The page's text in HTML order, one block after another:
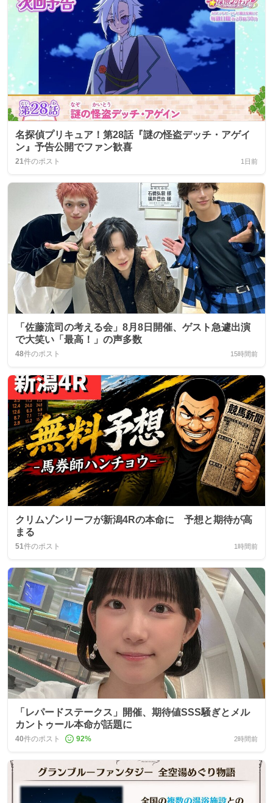
名探偵プリキュア！第28話『謎の怪盗デッチ・アゲイ
ン』予告公開でファン歓喜
21件のポスト 1日前
「佐藤流司の考える会」8月8日開催、ゲスト急遽出演
で大笑い「最高！」の声多数
48件のポスト 15時間前
クリムゾンリーフが新潟4Rの本命に 予想と期待が高
まる
51件のポスト 1時間前
「レパードステークス」開催、期待値SSS騒ぎとメル
カントゥール本命が話題に
40件のポスト 92% 2時間前